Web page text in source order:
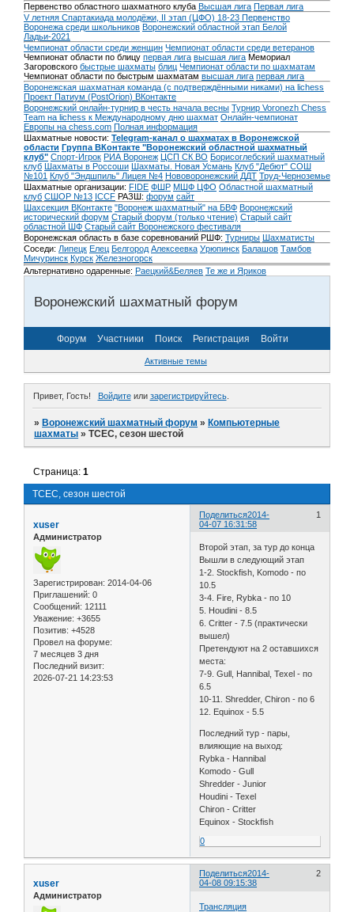
Первенство областного шахматного клуба Высшая лига Первая лига
V летняя Спартакиада молодёжи, II этап (ЦФО) 18-23 Первенство
Воронежа среди школьников Воронежский областной этап Белой
Ладьи-2021
Чемпионат области среди женщин Чемпионат области среди ветеранов
Чемпионат области по блицу первая лига высшая лига Мемориал
Загоровского быстрые шахматы блиц Чемпионат области по шахматам
Чемпионат области по быстрым шахматам высшая лига первая лига
Воронежская шахматная команда (с подтверждёнными никами) на lichess
Проект Патиум (PostOrion) ВКонтакте
Воронежский онлайн-турнир в честь начала весны Турнир Voronezh Chess
Team на lichess к Международному дню шахмат Онлайн-чемпионат
Европы на chess.com Полная информация
Шахматные новости: Telegram-канал о шахматах в Воронежской
области Группа ВКонтакте "Воронежский областной шахматный
клуб" Спорт-Игрок РИА Воронеж ЦСП СК ВО Борисоглебский шахматный
клуб Шахматы в Россоши Шахматы. Новая Усмань Клуб "Дебют" СОШ
№101 Клуб "Эндшпиль" Лицея №4 Нововоронежский ДДТ Труд-Черноземье
Шахматные организации: FIDE ФШР МШФ ЦФО Областной шахматный
клуб СШОР №13 ICCF РАЗШ: форум сайт
Шахсекция ВКонтакте "Воронеж шахматный" на БВФ Воронежский
исторический форум Cтарый форум (только чтение) Старый сайт
областной ШФ Старый сайт Воронежского фестиваля
Воронежская область в базе соревнований РШФ: Турниры Шахматисты
Соседи: Липецк Елец Белгород Алексеевка Урюпинск Балашов Тамбов
Мичуринск Курск Железногорск
Альтернативно одаренные: Раецкий&Беляев Те же и Яриков
Воронежский шахматный форум
Форум Участники Поиск Регистрация Войти
Активные темы
Привет, Гость! Войдитеили зарегистрируйтесь.
»Воронежский шахматный форум »Компьютерные
шахматы »TCEC, сезон шестой
TCEC, сезон шестой
Страница:1
Поделиться 1
2014-
04-07 16:31:58
xuser
Администратор
Зарегистрирован: 2014-04-06
Приглашений: 0
Сообщений: 12111
Уважение: +3655
Позитив: +4528
Провел на форуме:
7 месяцев 3 дня
Последний визит:
2026-07-21 14:23:53
Второй этап, за тур до конца
Вышли в следующий этап
1-2. Stockfish, Komodo - по
10.5
3-4. Fire, Rybka - по 10
5. Houdini - 8.5
6. Critter - 7.5 (практически
вышел)
Претендуют на 2 оставшихся
места:
7-9. Gull, Hannibal, Texel - по
6.5
10-11. Shredder, Chiron - по 6
12. Equinox - 5.5
Последний тур - пары,
влияющие на выход:
Rybka - Hannibal
Komodo - Gull
Shredder - Junior
Houdini - Texel
Chiron - Critter
Equinox - Stockfish
0
Поделиться 2
2014-
04-08 09:15:38
xuser
Администратор
Трансляция